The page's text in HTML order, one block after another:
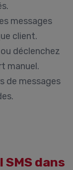
messages
client.
déclenchez
manuel.
de messages
dans